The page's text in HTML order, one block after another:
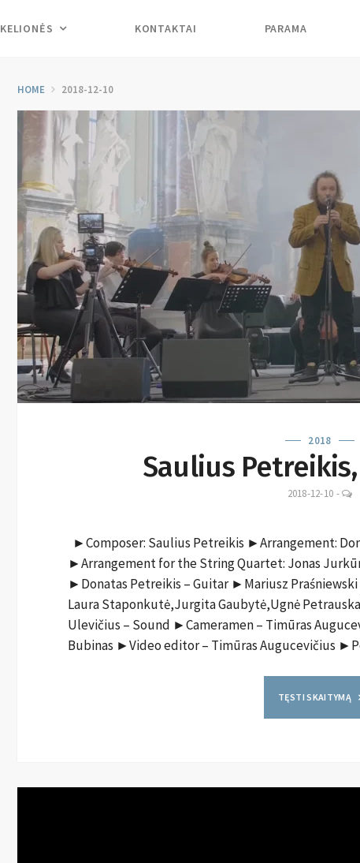
KELIONĖS KONTAKTAI PARAMA
HOME 2018-12-10
2018
Saulius
2018-12-10 -
►Composer: Saulius Petreikis ►Arrangement:
►Arrangement for the String Quartet: Jonas
►Donatas Petreikis – Guitar ►Mariusz
Laura Staponkutė,Jurgita Gaubytė,Ugnė
Ulevičius – Sound ►Cameramen – Timūras
Bubinas ►Video editor – Timūras Augucevičius
TĘSTI SKAITYMĄ